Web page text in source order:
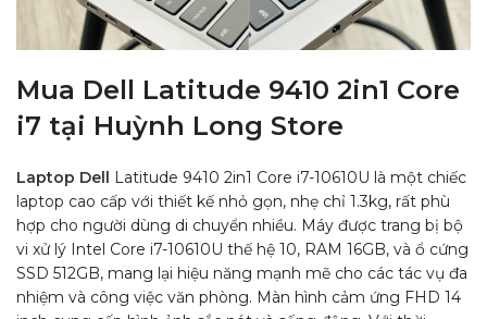
Mua Dell Latitude 9410 2in1 Core
i7 tại Huỳnh Long Store
Laptop Dell Latitude 9410 2in1 Core i7-10610U là một chiếc
laptop cao cấp với thiết kế nhỏ gọn, nhẹ chỉ 1.3kg, rất phù
hợp cho người dùng di chuyển nhiều. Máy được trang bị bộ
vi xử lý Intel Core i7-10610U thế hệ 10, RAM 16GB, và ổ cứng
SSD 512GB, mang lại hiệu năng mạnh mẽ cho các tác vụ đa
nhiệm và công việc văn phòng. Màn hình cảm ứng FHD 14